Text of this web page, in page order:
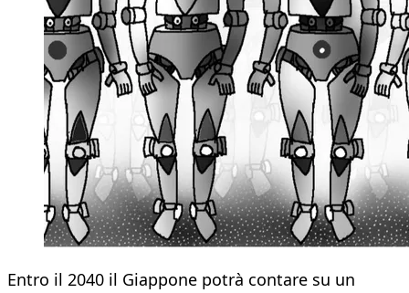
Entro il 2040 il Giappone potrà contare su un